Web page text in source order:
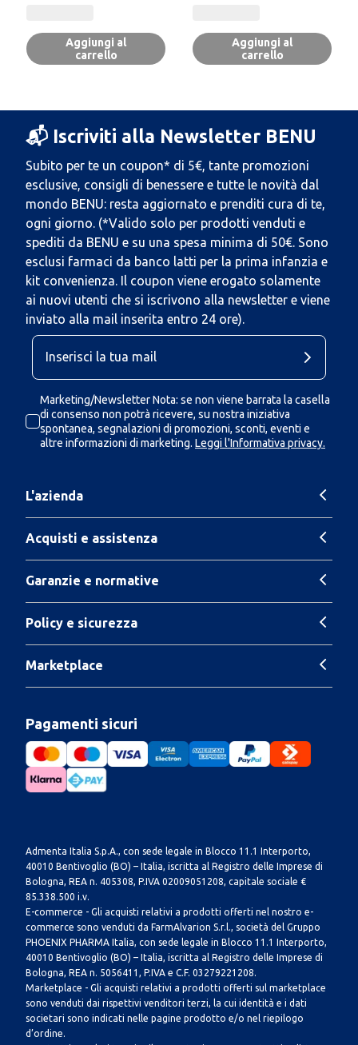
Aggiungi al
carrello
Aggiungi al
carrello
📬 Iscriviti alla Newsletter BENU
Subito per te un coupon* di 5€, tante promozioni
esclusive, consigli di benessere e tutte le novità dal
mondo BENU: resta aggiornato e prenditi cura di te,
ogni giorno. (*Valido solo per prodotti venduti e
spediti da BENU e su una spesa minima di 50€. Sono
esclusi farmaci da banco latti per la prima infanzia e
kit convenienza. Il coupon viene erogato solamente
ai nuovi utenti che si iscrivono alla newsletter e viene
inviato alla mail inserita entro 24 ore).
Marketing/Newsletter Nota: se non viene barrata la casella
di consenso non potrà ricevere, su nostra iniziativa
spontanea, segnalazioni di promozioni, sconti, eventi e
altre informazioni di marketing. Leggi l'Informativa privacy.
L'azienda
Acquisti e assistenza
Garanzie e normative
Policy e sicurezza
Marketplace
Pagamenti sicuri
Admenta Italia S.p.A., con sede legale in Blocco 11.1 Interporto,
40010 Bentivoglio (BO) – Italia, iscritta al Registro delle Imprese di
Bologna, REA n. 405308, P.IVA 02009051208, capitale sociale €
85.338.500 i.v.
E-commerce - Gli acquisti relativi a prodotti offerti nel nostro e-
commerce sono venduti da FarmAlvarion S.r.l., società del Gruppo
PHOENIX PHARMA Italia, con sede legale in Blocco 11.1 Interporto,
40010 Bentivoglio (BO) – Italia, iscritta al Registro delle Imprese di
Bologna, REA n. 5056411, P.IVA e C.F. 03279221208.
Marketplace - Gli acquisti relativi a prodotti offerti sul marketplace
sono venduti dai rispettivi venditori terzi, la cui identità e i dati
societari sono indicati nelle pagine prodotto e/o nel riepilogo
d’ordine.